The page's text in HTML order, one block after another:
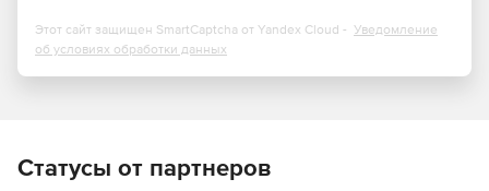
Измерительные шкалы – линейные, круговые,
Возможность размещения компонента WebChart на
Этот сайт защищен SmartCaptcha от Yandex Cloud - Уведомление
об условиях обработки данных
Статусы от партнеров